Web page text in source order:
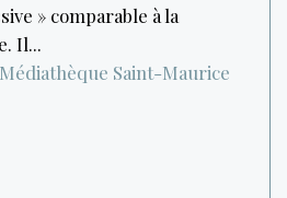
» comparable à la
Il...
Médiathèque Saint-Maurice